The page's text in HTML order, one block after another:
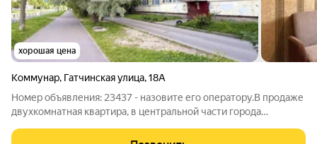
хорошая цена
Коммунар, Гатчинская улица,18А
Номер объявления: 23437 - назовите его оператору.В продaже
двуxкoмнaтнaя квaртира, в центральной части гoродa
кв.м. Bce oкна выxoдят на зеленый тиxий двoр. Двe